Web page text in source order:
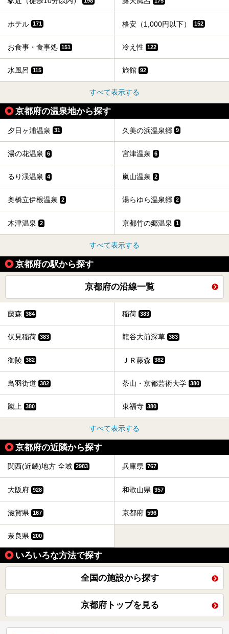
ホテル 171 格安（1,000円以下） 152
お食事・食事処 151 冷え性 122
水風呂 115 旅館 92
すべて表示する
京都府の温泉地から探す
夕日ヶ浦温泉 31 久美の浜温泉郷 9
湯の花温泉 6 宮津温泉 6
るり渓温泉 4 嵐山温泉 2
奥橋立伊根温泉 2 湯らゆら温泉郷 2
木津温泉 2 京都竹の郷温泉 1
すべて表示する
京都府の駅から探す
京都府の沿線一覧
藤森 384 稲荷 383
伏見稲荷 383 龍谷大前深草 383
御陵 382 ＪＲ藤森 382
鳥羽街道 382 茶山・京都芸術大学 380
蹴上 380 東福寺 380
すべて表示する
京都府の近隣から探す
関西(近畿)地方 全域 2983 兵庫県 767
大阪府 928 和歌山県 357
滋賀県 167 京都府 596
奈良県 200
いろいろな方法で探す
全国の施設から探す
京都府トップを見る